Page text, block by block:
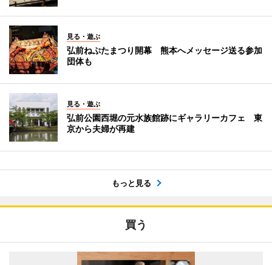
見る・遊ぶ
弘前ねぷたまつり開幕 熊本へメッセージ送る参加
団体も
見る・遊ぶ
弘前公園西堀の元水族館跡にギャラリーカフェ 東
京から夫婦が再建
もっと見る
買う